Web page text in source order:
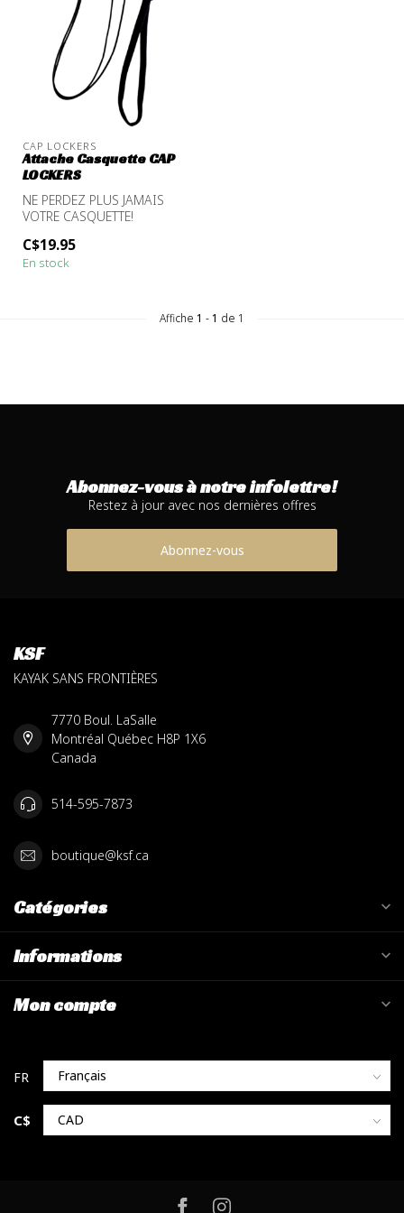
CAP LOCKERS
Attache Casquette CAP
LOCKERS
NE PERDEZ PLUS JAMAIS
VOTRE CASQUETTE!
ultime pour le...
C$19.95
En stock
Affiche 1 - 1 de 1
Abonnez-vous à notre infolettre!
Restez à jour avec nos dernières offres
Abonnez-vous
KSF
KAYAK SANS FRONTIÈRES
7770 Boul. LaSalle
Montréal Québec H8P 1X6
Canada
514-595-7873
boutique@ksf.ca
Catégories
Informations
Mon compte
C$